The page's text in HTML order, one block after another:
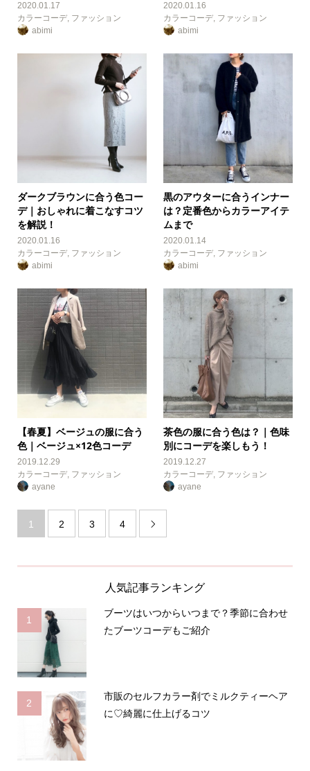
2020.01.17
カラーコーデ, ファッション
abimi
2020.01.16
カラーコーデ, ファッション
abimi
ダークブラウンに合う色コー
デ｜おしゃれに着こなすコツ
を解説！
2020.01.16
カラーコーデ, ファッション
abimi
黒のアウターに合うインナー
は？定番色からカラーアイテ
ムまで
2020.01.14
カラーコーデ, ファッション
abimi
【春夏】ベージュの服に合う
色｜ベージュ×12色コーデ
2019.12.29
カラーコーデ, ファッション
ayane
茶色の服に合う色は？｜色味
別にコーデを楽しもう！
2019.12.27
カラーコーデ ファッション
ayane
1 2 3 4 
人気記事ランキング
1
ブーツはいつからいつまで？季節に合わせ
たブーツコーデもご紹介
2
市販のセルフカラー剤でミルクティーヘア
に♡綺麗に仕上げるコツ